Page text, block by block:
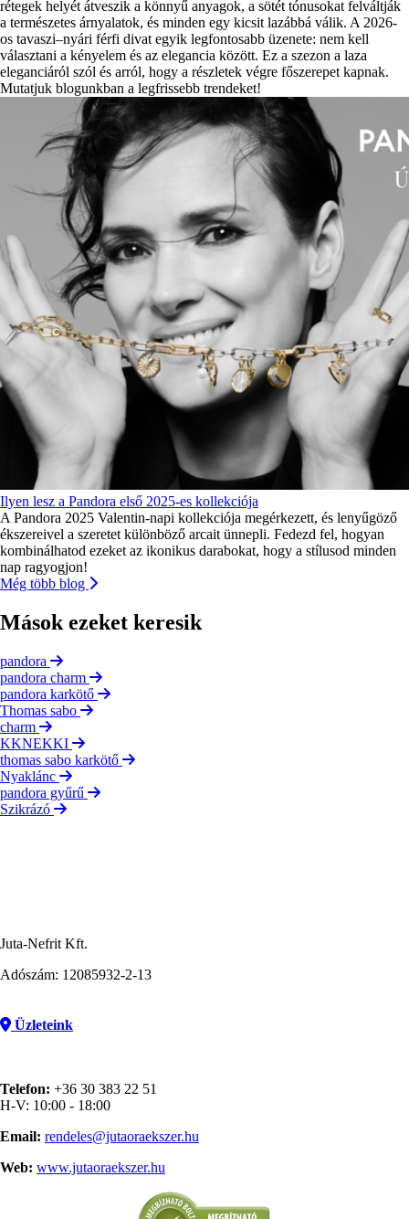
rétegek helyét átveszik a könnyű anyagok, a sötét tónusokat felváltják
a természetes árnyalatok, és minden egy kicsit lazábbá válik. A 2026-
os tavaszi–nyári férfi divat egyik legfontosabb üzenete: nem kell
választani a kényelem és az elegancia között. Ez a szezon a laza
eleganciáról szól és arról, hogy a részletek végre főszerepet kapnak.
Mutatjuk blogunkban a legfrissebb trendeket!
Ilyen lesz a Pandora első 2025-es kollekciója
A Pandora 2025 Valentin-napi kollekciója megérkezett, és lenyűgöző
ékszereivel a szeretet különböző arcait ünnepli. Fedezd fel, hogyan
kombinálhatod ezeket az ikonikus darabokat, hogy a stílusod minden
nap ragyogjon!
Még több blog
Mások ezeket keresik
pandora
pandora charm
pandora karkötő
Thomas sabo
charm
KKNEKKI
thomas sabo karkötő
Nyaklánc
pandora gyűrű
Szikrázó
Juta-Nefrit Kft.
Adószám: 12085932-2-13
Üzleteink
Telefon: +36 30 383 22 51
H-V: 10:00 - 18:00
Email: rendeles@jutaoraekszer.hu
Web: www.jutaoraekszer.hu